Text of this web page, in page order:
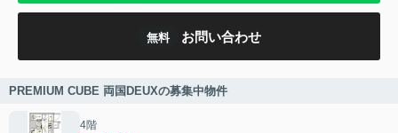
無料 お問い合わせ
PREMIUM CUBE 両国DEUXの募集中物件
4階